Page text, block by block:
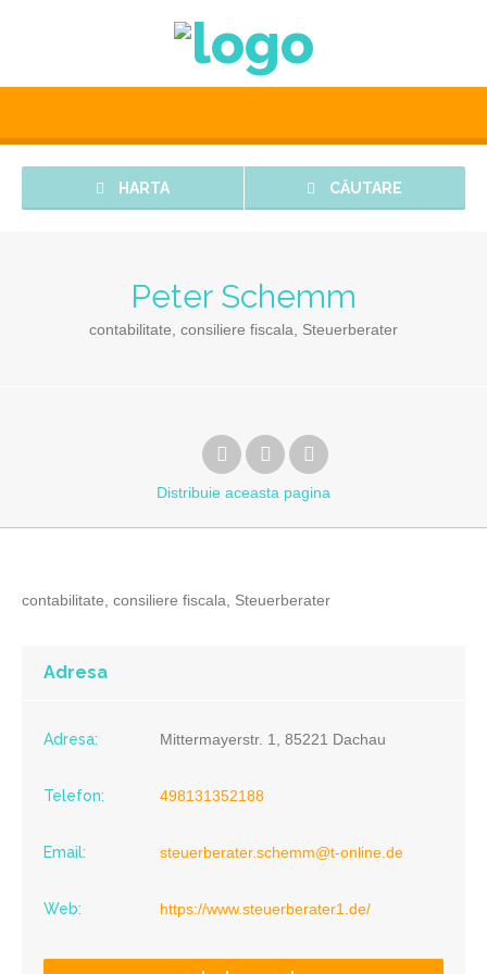
HARTA CĂUTARE
Peter Schemm
contabilitate, consiliere fiscala, Steuerberater
Distribuie aceasta pagina
contabilitate, consiliere fiscala, Steuerberater
Adresa
Adresa: Mittermayerstr. 1, 85221 Dachau
Telefon: 498131352188
Email: steuerberater.schemm@t-online.de
Web: https://www.steuerberater1.de/